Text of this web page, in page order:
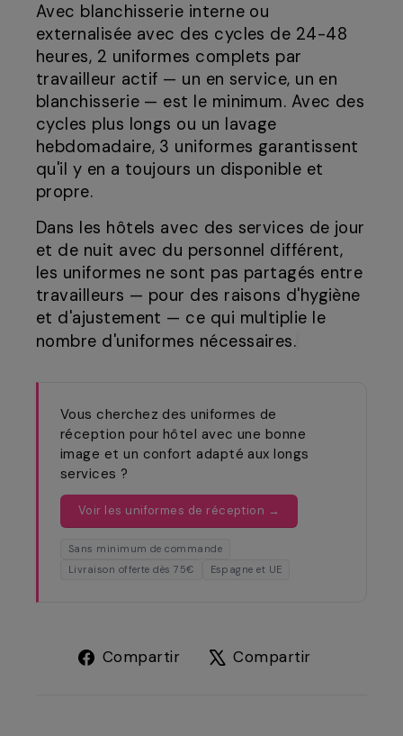
Avec blanchisserie interne ou
externalisée avec des cycles de 24-48
heures, 2 uniformes complets par
travailleur actif — un en service, un en
blanchisserie — est le minimum. Avec des
cycles plus longs ou un lavage
hebdomadaire, 3 uniformes garantissent
qu'il y en a toujours un disponible et
propre.
Dans les hôtels avec des services de jour
et de nuit avec du personnel différent,
les uniformes ne sont pas partagés entre
travailleurs — pour des raisons d'hygiène
et d'ajustement — ce qui multiplie le
nombre d'uniformes nécessaires.
Vous cherchez des uniformes de
réception pour hôtel avec une bonne
image et un confort adapté aux longs
services ?
Voir les uniformes de réception →
Sans minimum de commande
Livraison offerte dès 75€
Espagne et UE
Compartir
Compartir
Compartir